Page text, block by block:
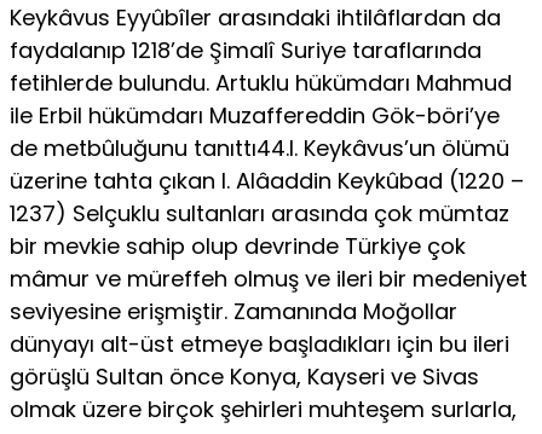
Keykâvus Eyyûbîler arasındaki ihtilâflardan da
faydalanıp 1218’de Şimalî Suriye taraflarında
fetihlerde bulundu. Artuklu hükümdarı Mahmud
ile Erbil hükümdarı Muzaffereddin Gök-böri’ye
de metbûluğunu tanıttı44.I. Keykâvus’un ölümü
üzerine tahta çıkan I. Alâaddin Keykûbad (1220 –
1237) Selçuklu sultanları arasında çok mümtaz
bir mevkie sahip olup devrinde Türkiye çok
mâmur ve müreffeh olmuş ve ileri bir medeniyet
seviyesine erişmiştir. Zamanında Moğollar
dünyayı alt-üst etmeye başladıkları için bu ileri
görüşlü Sultan önce Konya, Kayseri ve Sivas
olmak üzere birçok şehirleri muhteşem surlarla,